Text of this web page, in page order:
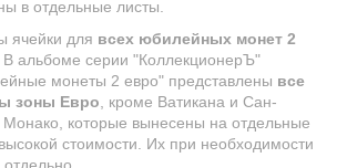
в отдельные листы.
ячейки для всех юбилейных монет 2
. В альбоме серии "КоллекционерЪ"
монеты 2 евро" представлены все
зоны Евро , кроме Ватикана и Сан-
которые вынесены на отдельные
стоимости. Их при необходимости